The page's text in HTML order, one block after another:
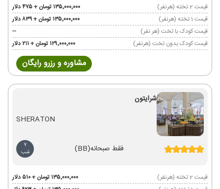
قیمت 2 تخته (هرنفر)
۱۳۵٬۰۰۰٬۰۰۰ تومان + ۴۷۵ دلار
قیمت 1 تخته (هرنفر)
۱۳۵٬۰۰۰٬۰۰۰ تومان + ۸۳۹ دلار
قیمت کودک با تخت (هر نفر)
--
قیمت کودک بدون تخت (هرنفر)
۱۲۹٬۰۰۰٬۰۰۰ تومان + ۲۱۱ دلار
مشاوره و رزرو رایگان
شرایتون
SHERATON
فقط صبحانه(BB)
7
شب
قیمت 2 تخته (هرنفر)
۱۳۵٬۰۰۰٬۰۰۰ تومان + ۵۱۰ دلار